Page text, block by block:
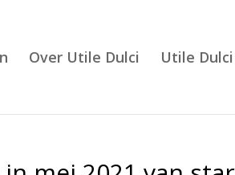
Over Utile Dulci Utile